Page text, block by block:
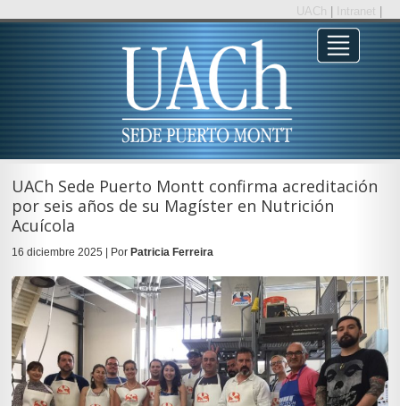
UACh Intranet
UACh Sede Puerto Montt confirma acreditación
por seis años de su Magíster en Nutrición
Acuícola
16 diciembre 2025 | Por Patricia Ferreira